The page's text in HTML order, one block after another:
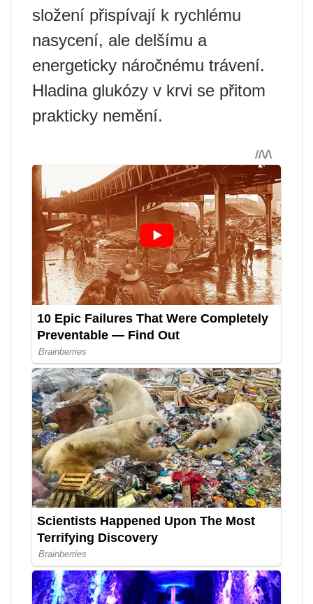
složení přispívají k rychlému
nasycení, ale delšímu a
energeticky náročnému trávení.
Hladina glukózy v krvi se přitom
prakticky nemění.